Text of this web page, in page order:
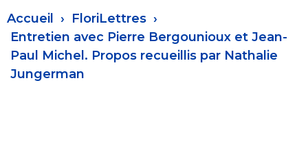
Fil
d'Ariane
Accueil
FloriLettres
Entretien avec Pierre Bergounioux et Jean-
Paul Michel. Propos recueillis par Nathalie
Jungerman